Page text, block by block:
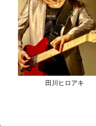
田川ヒロアキ